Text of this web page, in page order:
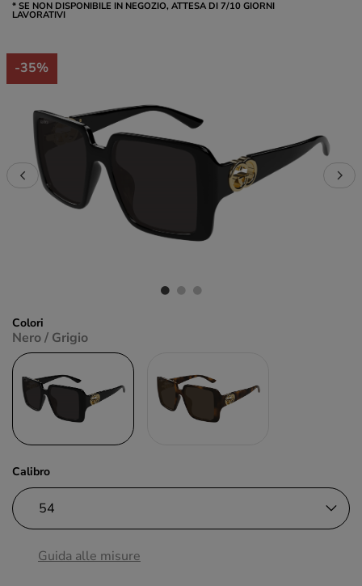
* SE NON DISPONIBILE IN NEGOZIO, ATTESA DI 7/10 GIORNI
LAVORATIVI
-35%
Colori
Nero / Grigio
Calibro
Guida alle misure